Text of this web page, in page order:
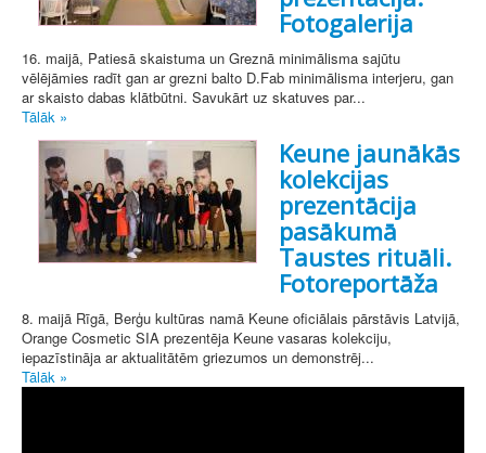
Fotogalerija
16. maijā, Patiesā skaistuma un Greznā minimālisma sajūtu
vēlējāmies radīt gan ar grezni balto D.Fab minimālisma interjeru, gan
ar skaisto dabas klātbūtni. Savukārt uz skatuves par...
Tālāk »
Keune jaunākās
kolekcijas
prezentācija
pasākumā
Taustes rituāli.
Fotoreportāža
8. maijā Rīgā, Berģu kultūras namā Keune oficiālais pārstāvis Latvijā,
Orange Cosmetic SIA prezentēja Keune vasaras kolekciju,
iepazīstināja ar aktualitātēm griezumos un demonstrēj...
Tālāk »